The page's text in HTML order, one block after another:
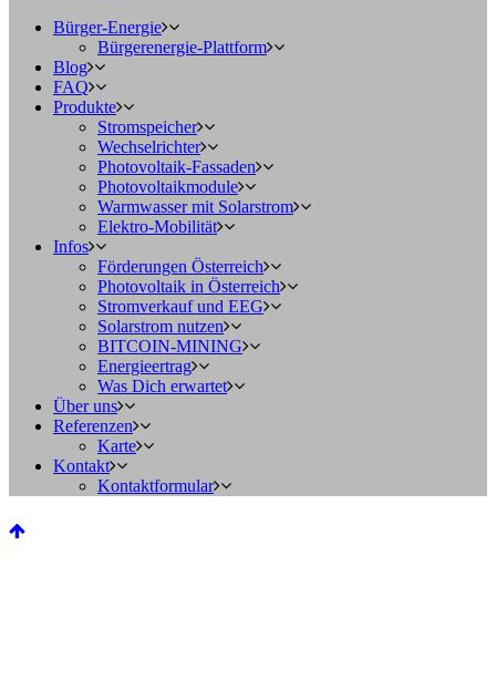
Bürger-Energie
Bürgerenergie-Plattform
Blog
FAQ
Produkte
Stromspeicher
Wechselrichter
Photovoltaik-Fassaden
Photovoltaikmodule
Warmwasser mit Solarstrom
Elektro-Mobilität
Infos
Förderungen Österreich
Photovoltaik in Österreich
Stromverkauf und EEG
Solarstrom nutzen
BITCOIN-MINING
Energieertrag
Was Dich erwartet
Über uns
Referenzen
Karte
Kontakt
Kontaktformular